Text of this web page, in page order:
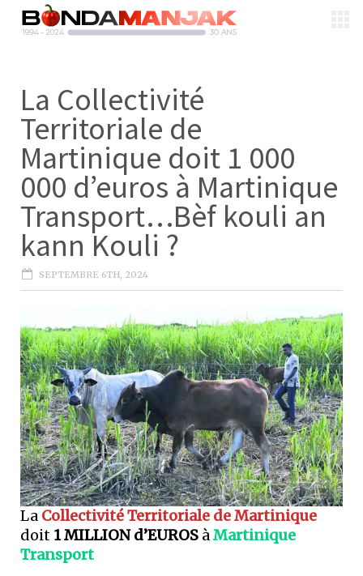
La Collectivité
Territoriale de
Martinique doit 1 000
000 d’euros à Martinique
Transport…Bèf kouli an
kann Kouli ?
SEPTEMBRE 6TH, 2024
La Collectivité Territoriale de Martinique
doit 1 MILLION d’EUROS àMartinique
Transport